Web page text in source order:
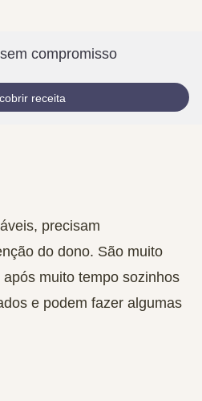
compromisso
receita
precisam
do dono. São muito
muito tempo sozinhos
e podem fazer algumas